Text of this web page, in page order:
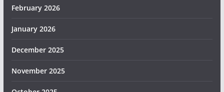
February 2026
January 2026
December 2025
November 2025